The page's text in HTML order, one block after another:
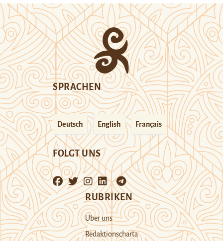
SPRACHEN
Deutsch English Français
FOLGT UNS
RUBRIKEN
Über uns
Redaktionscharta